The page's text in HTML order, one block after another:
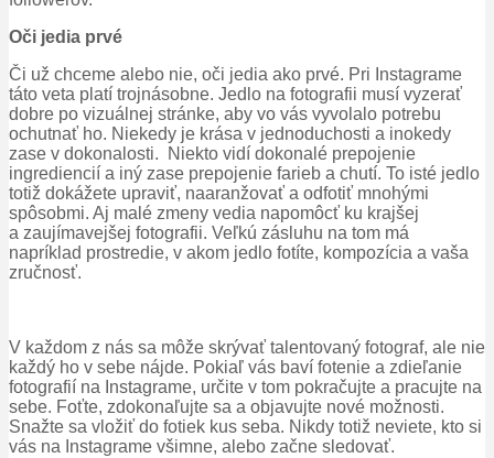
Oči jedia prvé
Či už chceme alebo nie, oči jedia ako prvé. Pri Instagrame
táto veta platí trojnásobne. Jedlo na fotografii musí vyzerať
dobre po vizuálnej stránke, aby vo vás vyvolalo potrebu
ochutnať ho. Niekedy je krása v jednoduchosti a inokedy
zase v dokonalosti. Niekto vidí dokonalé prepojenie
ingrediencií a iný zase prepojenie farieb a chutí. To isté jedlo
totiž dokážete upraviť, naaranžovať a odfotiť mnohými
spôsobmi. Aj malé zmeny vedia napomôcť ku krajšej
a zaujímavejšej fotografii. Veľkú zásluhu na tom má
napríklad prostredie, v akom jedlo fotíte, kompozícia a vaša
zručnosť.
V každom z nás sa môže skrývať talentovaný fotograf, ale nie
každý ho v sebe nájde. Pokiaľ vás baví fotenie a zdieľanie
fotografií na Instagrame, určite v tom pokračujte a pracujte na
sebe. Foťte, zdokonaľujte sa a objavujte nové možnosti.
Snažte sa vložiť do fotiek kus seba. Nikdy totiž neviete, kto si
vás na Instagrame všimne, alebo začne sledovať.